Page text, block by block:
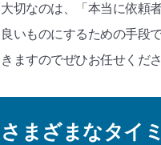
大切なのは、「本当に依頼
良いものにするための手段
きますのでぜひお任せくださ
さまざまなタイ